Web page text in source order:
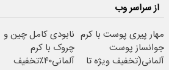
از سراسر وب
مهار پیری پوست با کرم
جوانساز پوست
آلمانی(تخفیف ویژه تا
نابودی کامل چین و
چروک با کرم
آلمانی۴۰٪تخفیف